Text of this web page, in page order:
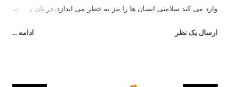
وارد می کند سلامتی انسان ها را نیز به خطر می اندازد. در نان و
ماده باعث آسیب شدید سیستم گوارشی پرندگان و حیوانات می شود
ارسال یک نظر ادامه ...